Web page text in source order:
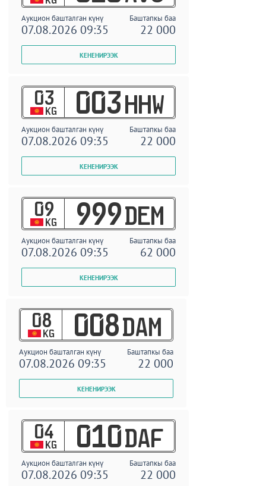
Аукцион башталган күнү Баштапкы баа
07.08.2026 09:35 22 000
03
KG 003 HHW
Аукцион башталган күнү Баштапкы баа
07.08.2026 09:35 22 000
09
KG 999 DEM
Аукцион башталган күнү Баштапкы баа
07.08.2026 09:35 62 000
08
KG 008 DAM
Аукцион башталган күнү Баштапкы баа
07.08.2026 09:35 22 000
04
KG 010 DAF
Аукцион башталган күнү Баштапкы баа
07.08.2026 09:35 22 000